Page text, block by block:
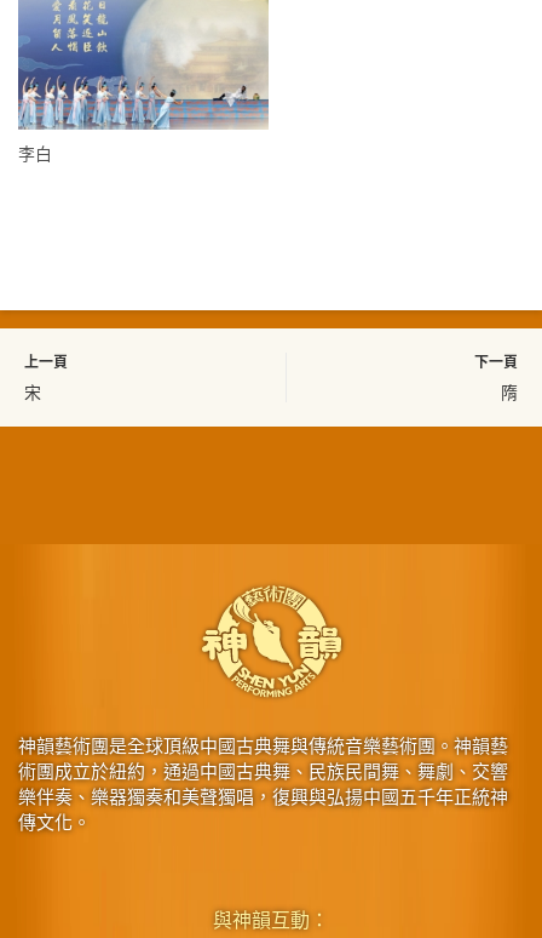
李白
上一頁
宋
下一頁
隋
神韻藝術團是全球頂級中國古典舞與傳統音樂藝術團。神韻藝
術團成立於紐約，通過中國古典舞、民族民間舞、舞劇、交響
樂伴奏、樂器獨奏和美聲獨唱，復興與弘揚中國五千年正統神
傳文化。
與神韻互動：